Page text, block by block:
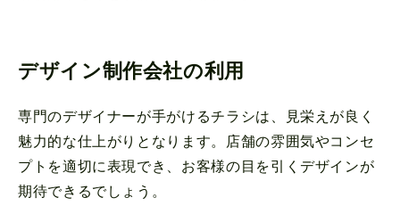
デザイン制作会社の利用
専門のデザイナーが手がけるチラシは、見栄えが良く
魅力的な仕上がりとなります。店舗の雰囲気やコンセ
プトを適切に表現でき、お客様の目を引くデザインが
期待できるでしょう。